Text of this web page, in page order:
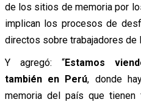
de los sitios de memoria por
implican los procesos de
directos sobre trabajadores de
Y agregó: “Estamos
también en Perú, donde
memoria del país que tienen